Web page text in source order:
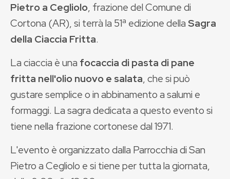
Pietro a Cegliolo, frazione del Comune di
Cortona (AR), si terrà la 51ª edizione dellaSagra
della Ciaccia Fritta.
La ciaccia è una focaccia di pasta di pane
fritta nell'olio nuovo e salata, che si può
gustare semplice o in abbinamento a salumi e
formaggi. La sagra dedicata a questo evento si
tiene nella frazione cortonese dal 1971.
L'evento è organizzato dalla Parrocchia di San
Pietro a Cegliolo e si tiene per tutta la giornata,